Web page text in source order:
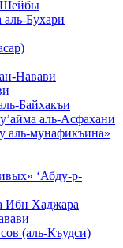
Шейбы
Бухари
Навави
Байхакъи
аль-Асфахани
аль-мунафикъина»
‘Абду-р-
Ибн Хаджара
(аль-Къудси)